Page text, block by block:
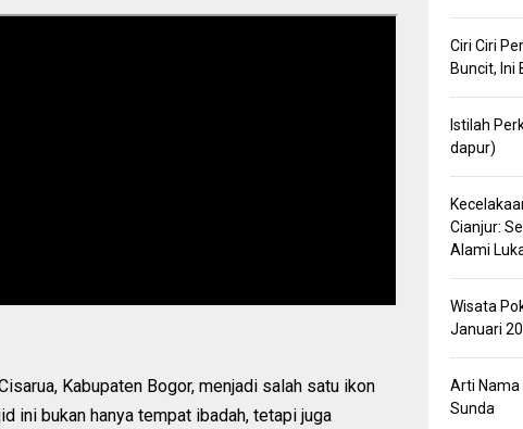
Kabupaten Bogor, menjadi salah satu ikon
ini bukan hanya tempat ibadah, tetapi juga
Ciri Ciri
Buncit, Ini
Istilah
dapur)
Cianjur:
Alami
Wisata
Januari
Arti Nama
Sunda